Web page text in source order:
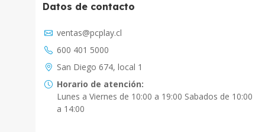
Datos de contacto
ventas@pcplay.cl
600 401 5000
San Diego 674, local 1
Horario de atención:
Lunes a Viernes de 10:00 a 19:00 Sabados de 10:00
a 14:00
Chat con IA
PcPlay Santiago / Web
Hola soy Freddy, en que puedo ayudarte...
PcPlay Santiago / Tienda